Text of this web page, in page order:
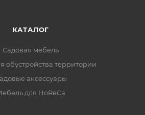
КАТАЛОГ
Садовая мебель
обустройства территории
аксессуары
для HoReCa